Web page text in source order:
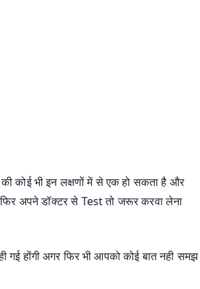
कोई भी इन लक्षणों में से एक हो सकता है और
अपने डॉक्टर से Test तो जरूर करवा लेना
गई होंगी अगर फिर भी आपको कोई बात नही समझ